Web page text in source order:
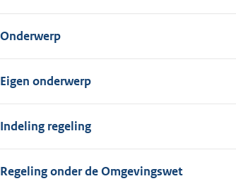
Onderwerp
Eigen onderwerp
Indeling regeling
Regeling onder de Omgevingswet